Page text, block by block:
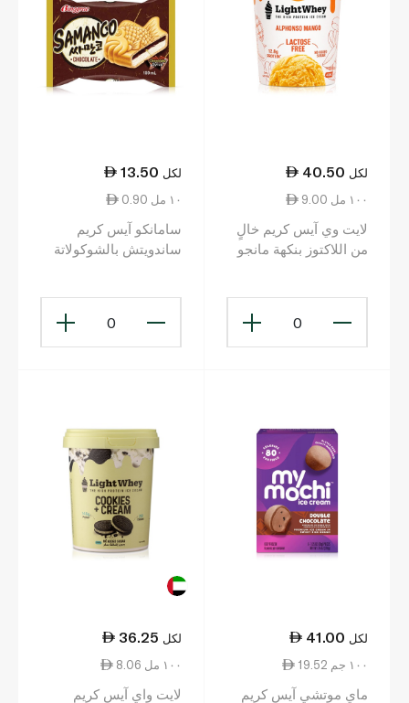
40.50 لكل
9.00 ١٠٠ مل
لايت وي آيس كريم خالٍ
من اللاكتوز بنكهة مانجو
0
13.50 لكل
0.90 ١٠ مل
سامانكو آيس كريم
ساندويتش بالشوكولاتة
0
41.00 لكل
19.52 ١٠٠ جم
ماي موتشي آيس كريم
36.25 لكل
8.06 ١٠٠ مل
لايت واي آيس كريم